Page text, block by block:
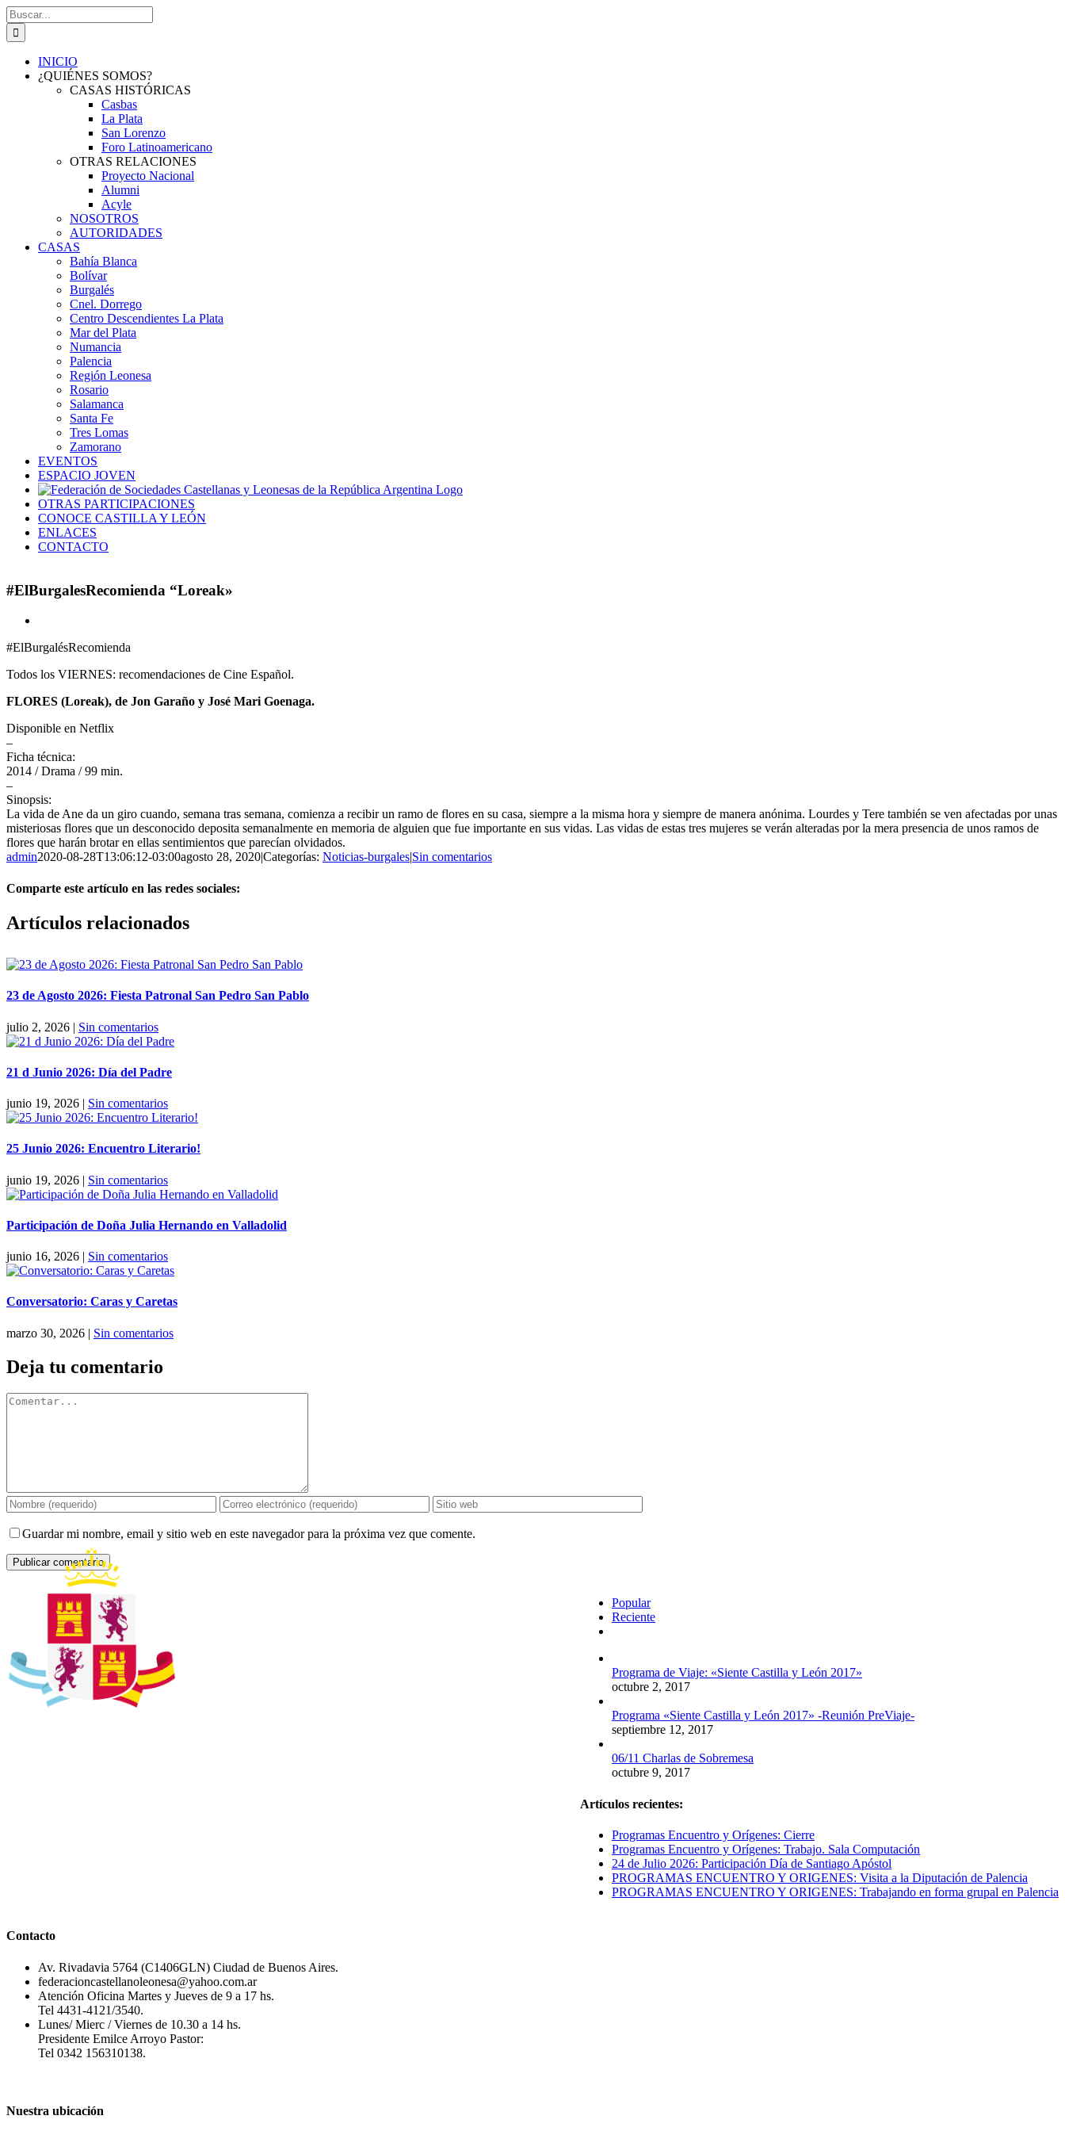
Saltar
al
contenido
Buscar:
INICIO
¿QUIÉNES SOMOS?
CASAS HISTÓRICAS
Casbas
La Plata
San Lorenzo
Foro Latinoamericano
OTRAS RELACIONES
Proyecto Nacional
Alumni
Acyle
NOSOTROS
AUTORIDADES
CASAS
Bahía Blanca
Bolívar
Burgalés
Cnel. Dorrego
Centro Descendientes La Plata
Mar del Plata
Numancia
Palencia
Región Leonesa
Rosario
Salamanca
Santa Fe
Tres Lomas
Zamorano
EVENTOS
ESPACIO JOVEN
OTRAS PARTICIPACIONES
CONOCE CASTILLA Y LEÓN
ENLACES
CONTACTO
#ElBurgalesRecomienda “Loreak»
más
#ElBurgalésRecomienda
Todos los VIERNES: recomendaciones de Cine Español.
FLORES (Loreak), de Jon Garaño y José Mari Goenaga.
Disponible en Netflix
–
Ficha técnica:
2014 / Drama / 99 min.
–
Sinopsis:
La vida de Ane da un giro cuando, semana tras semana, comienza a recibir un ramo de flores en su casa, siempre a la misma hora y siempre de manera anónima. Lourdes y Tere también se ven afectadas por unas
misteriosas flores que un desconocido deposita semanalmente en memoria de alguien que fue importante en sus vidas. Las vidas de estas tres mujeres se verán alteradas por la mera presencia de unos ramos de
flores que harán brotar en ellas sentimientos que parecían olvidados.
admin2020-08-28T13:06:12-03:00agosto 28, 2020|Categorías: Noticias-burgales|Sin comentarios
Comparte este artículo en las redes sociales:
Facebook
X
Reddit
LinkedIn
Pinterest
Vk
Artículos relacionados
23 de Agosto 2026: Fiesta Patronal San Pedro San Pablo
julio 2, 2026 | Sin comentarios
21 d Junio 2026: Día del Padre
junio 19, 2026 | Sin comentarios
25 Junio 2026: Encuentro Literario!
junio 19, 2026 | Sin comentarios
Participación de Doña Julia Hernando en Valladolid
junio 16, 2026 | Sin comentarios
Conversatorio: Caras y Caretas
marzo 30, 2026 | Sin comentarios
Deja tu comentario
Comentar
Guardar mi nombre, email y sitio web en este navegador para la próxima vez que comente.
Popular
Reciente
Programa de Viaje: «Siente Castilla y León 2017»
octubre 2, 2017
Programa «Siente Castilla y León 2017» -Reunión PreViaje-
septiembre 12, 2017
06/11 Charlas de Sobremesa
octubre 9, 2017
Artículos recientes:
Programas Encuentro y Orígenes: Cierre
Programas Encuentro y Orígenes: Trabajo. Sala Computación
24 de Julio 2026: Participación Día de Santiago Apóstol
PROGRAMAS ENCUENTRO Y ORIGENES: Visita a la Diputación de Palencia
PROGRAMAS ENCUENTRO Y ORIGENES: Trabajando en forma grupal en Palencia
Contacto
Av. Rivadavia 5764 (C1406GLN) Ciudad de Buenos Aires.
federacioncastellanoleonesa@yahoo.com.ar
Atención Oficina Martes y Jueves de 9 a 17 hs.
Tel 4431-4121/3540.
Lunes/ Mierc / Viernes de 10.30 a 14 hs.
Presidente Emilce Arroyo Pastor:
Tel 0342 156310138.
Nuestra ubicación